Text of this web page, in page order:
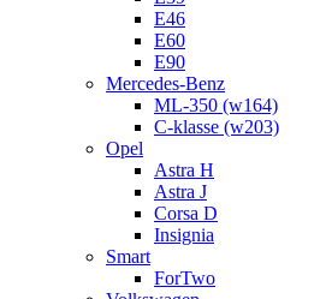
E46
E60
E90
Mercedes-Benz
ML-350 (w164)
C-klasse (w203)
Opel
Astra H
Astra J
Corsa D
Insignia
Smart
ForTwo